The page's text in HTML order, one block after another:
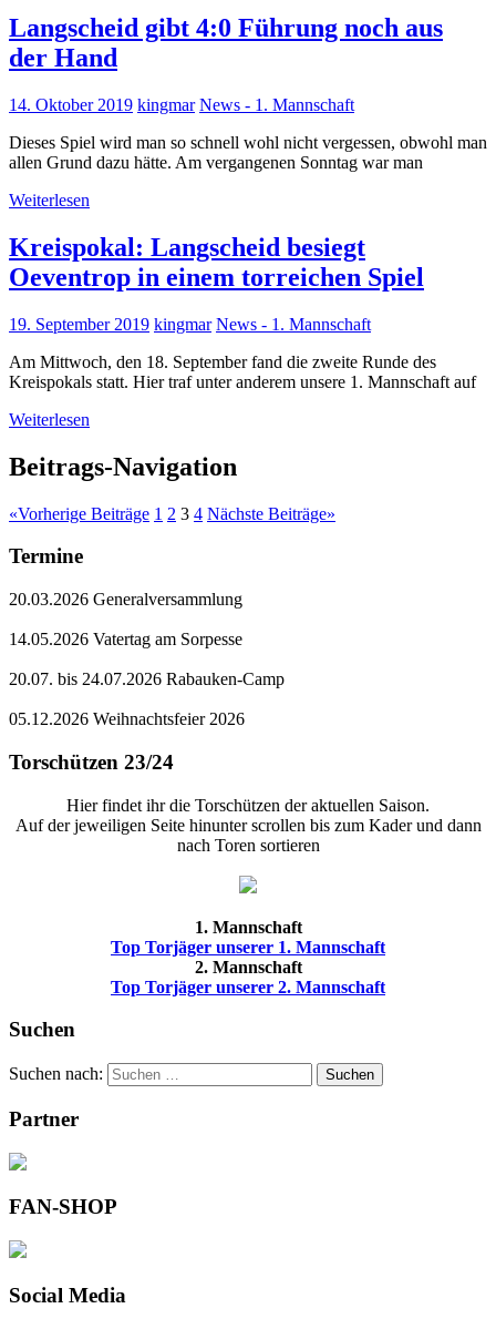
Langscheid gibt 4:0 Führung noch aus
der Hand
14. Oktober 2019 kingmar News - 1. Mannschaft
Dieses Spiel wird man so schnell wohl nicht vergessen, obwohl man
allen Grund dazu hätte. Am vergangenen Sonntag war man
Weiterlesen
Kreispokal: Langscheid besiegt
Oeventrop in einem torreichen Spiel
19. September 2019 kingmar News - 1. Mannschaft
Am Mittwoch, den 18. September fand die zweite Runde des
Kreispokals statt. Hier traf unter anderem unsere 1. Mannschaft auf
Weiterlesen
Beitrags-Navigation
«Vorherige Beiträge 1 2 3 4 Nächste Beiträge»
Termine
20.03.2026 Generalversammlung
14.05.2026 Vatertag am Sorpesse
20.07. bis 24.07.2026 Rabauken-Camp
05.12.2026 Weihnachtsfeier 2026
Torschützen 23/24
Hier findet ihr die Torschützen der aktuellen Saison.
Auf der jeweiligen Seite hinunter scrollen bis zum Kader und dann
nach Toren sortieren
1. Mannschaft
Top Torjäger unserer 1. Mannschaft
2. Mannschaft
Top Torjäger unserer 2. Mannschaft
Suchen
Suchen nach: Suchen
Partner
FAN-SHOP
Social Media